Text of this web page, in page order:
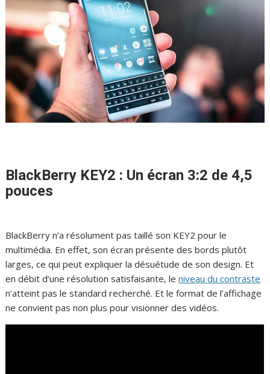
BlackBerry KEY2 : Un écran 3:2 de 4,5
pouces
BlackBerry n’a résolument pas taillé son KEY2 pour le
multimédia. En effet, son écran présente des bords plutôt
larges, ce qui peut expliquer la désuétude de son design. Et
en débit d’une résolution satisfaisante, leniveau du contraste
n’atteint pas le standard recherché. Et le format de l’affichage
ne convient pas non plus pour visionner des vidéos.